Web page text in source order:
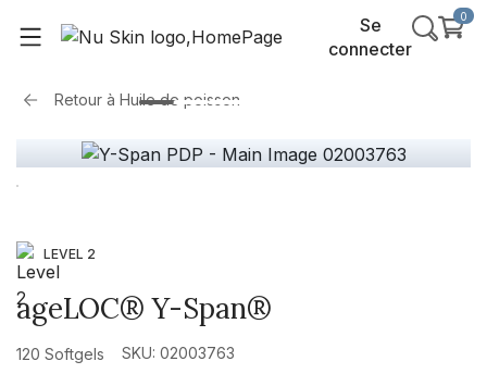
Se
connecter
0
Retour à Huile de poisson
LEVEL 2
ageLOC® Y-Span®
120 Softgels SKU: 02003763